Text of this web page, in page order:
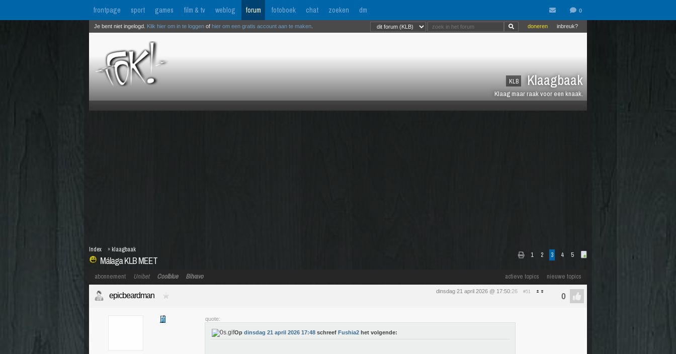
frontpage sport games film & tv weblog forum fotoboek chat zoeken dm
KLB Klaagbaak
Klaag maar raak voor een knaak.
inbreuk?
doneren
Je bent niet ingelogd. Klik hier om in te loggen of hier om een gratis account aan te maken
1 2 3 4 5
Málaga KLB MEET
Index »klaagbaak
actieve topics nieuwe topics
abonnement Unibet Coolblue Bitvavo
dinsdag 21 april 2026 @ 17:50:26 #51
epicbeardman
quote:
Op dinsdag 21 april 2026 17:48 schreef Fushia2 het volgende: